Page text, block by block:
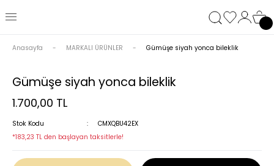
Anasayfa MARKALI ÜRÜNLER Gümüşe siyah yonca bileklik
Gümüşe siyah yonca bileklik
1.700,00 TL
Stok Kodu
CMXQBU42EX
*183,23 TL den başlayan taksitlerle!